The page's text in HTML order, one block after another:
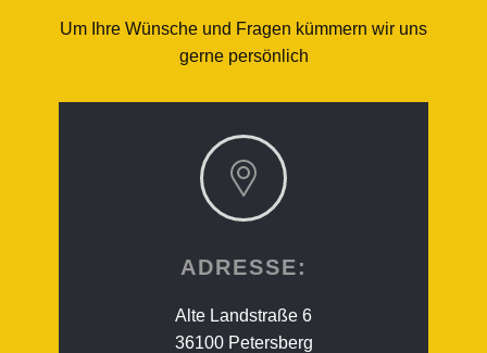
Um Ihre Wünsche und Fragen kümmern wir uns
gerne persönlich
ADRESSE:
Alte Landstraße 6
36100 Petersberg